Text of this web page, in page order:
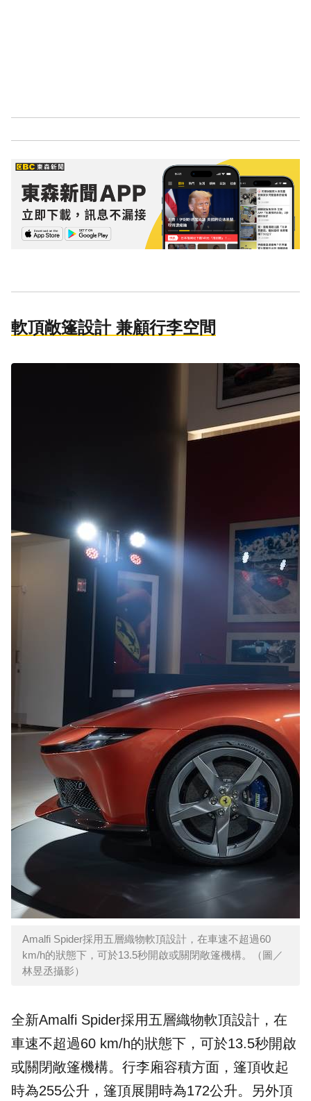
軟頂敞篷設計 兼顧行李空間
Amalfi Spider採用五層織物軟頂設計，在車速不超過60
km/h的狀態下，可於13.5秒開啟或關閉敞篷機構。（圖／
林昱丞攝影）
全新Amalfi Spider採用五層織物軟頂設計，在
車速不超過60 km/h的狀態下，可於13.5秒開啟
或關閉敞篷機構。行李廂容積方面，篷頂收起
時為255公升，篷頂展開時為172公升。另外頂